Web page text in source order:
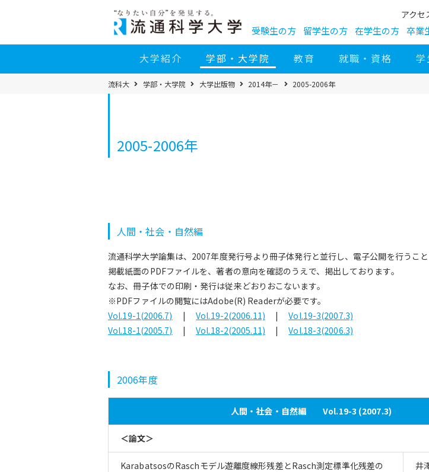
へ
アクセ
受験生の方 留学生の方 在学生の方 卒業
大学紹介 学部・大学院 教育 就職・資格 学
パ
ン
流科大 学部・大学院 大学出版物 2014年－ 2005-2006年
2005-2006年
人間・社会・自然編
流通科学大学論集は、2007年度発行号より冊子体発行と並行し、電子公開を行うこと
掲載紙面のPDFファイルを、著者の意向を確認のうえで、掲出しております。
なお、冊子体での印刷・発行は従来どおりおこないます。
※PDFファイルの閲覧にはAdobe(R) Readerが必要です。
Vol.19-1(2006.7) |Vol.19-2(2006.11) |Vol.19-3(2007.3)
Vol.18-1(2005.7) |Vol.18-2(2005.11) |Vol.18-3(2006.3)
2006年度
人間・社会・自然編 Vol.19-3 (2007.3)
＜論文＞
KarabatsosのRaschモデル遊離度線形残差とRasch測定標準化残差の
井